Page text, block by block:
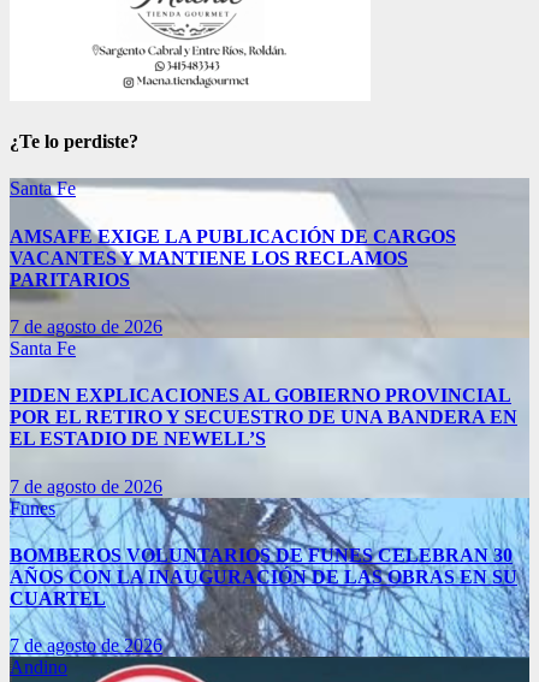
¿Te lo perdiste?
Santa Fe
AMSAFE EXIGE LA PUBLICACIÓN DE CARGOS
VACANTES Y MANTIENE LOS RECLAMOS
PARITARIOS
7 de agosto de 2026
Santa Fe
PIDEN EXPLICACIONES AL GOBIERNO PROVINCIAL
POR EL RETIRO Y SECUESTRO DE UNA BANDERA EN
EL ESTADIO DE NEWELL’S
7 de agosto de 2026
Funes
BOMBEROS VOLUNTARIOS DE FUNES CELEBRAN 30
AÑOS CON LA INAUGURACIÓN DE LAS OBRAS EN SU
CUARTEL
7 de agosto de 2026
Andino